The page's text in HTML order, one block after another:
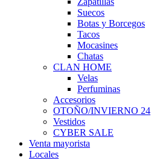
Suecos
Botas y Borcegos
Tacos
Mocasines
Chatas
CLAN HOME
Velas
Perfuminas
Accesorios
OTOÑO/INVIERNO 24
Vestidos
CYBER SALE
Venta mayorista
Locales